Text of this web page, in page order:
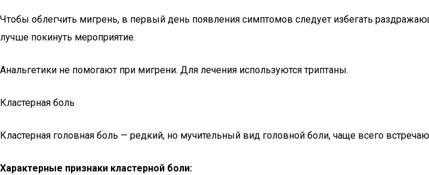
Чтобы облегчить мигрень, в первый день появления симптомов следует избегать
лучше покинуть мероприятие.
Анальгетики не помогают при мигрени. Для лечения используются триптаны.
Кластерная боль
Кластерная головная боль — редкий, но мучительный вид головной боли, чаще всего
Характерные признаки кластерной боли: